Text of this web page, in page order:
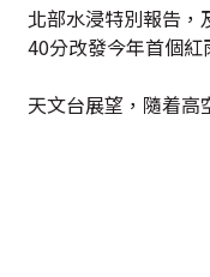
北部水浸特別報告
40分改發今年首個
天文台展望，隨着高